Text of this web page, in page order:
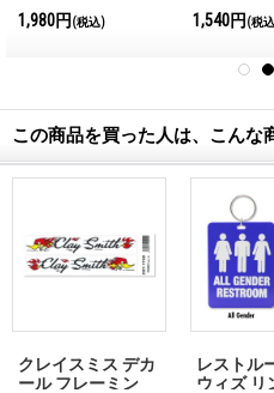
1,980円 (税込)
1,540円 (税
この商品を買った人は、こんな
クレイスミス デカ
ール フレーミン
レストル
ウィズ リ